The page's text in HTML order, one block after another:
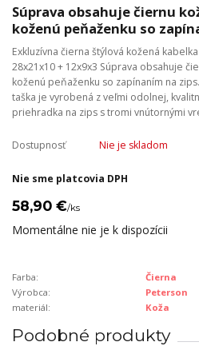
Súprava obsahuje čiernu
koženú peňaženku so
Exkluzívna čierna štýlová kožená
28x21x10 + 12x9x3 Súprava obsahuje
koženú peňaženku so zapínaním na
taška je vyrobená z veľmi odolnej,
priehradka na zips s tromi vnútornými
Dostupnosť Nie je skladom
Nie sme platcovia DPH
58,90 €/ks
Momentálne nie je k dispozícii
Farba:
Čierna
Výrobca:
Peterson
materiál:
Koža
Podobné produkty